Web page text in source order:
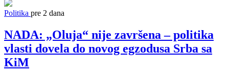
Politika pre 2 dana
NADA: „Oluja“ nije završena – politika
vlasti dovela do novog egzodusa Srba sa
KiM